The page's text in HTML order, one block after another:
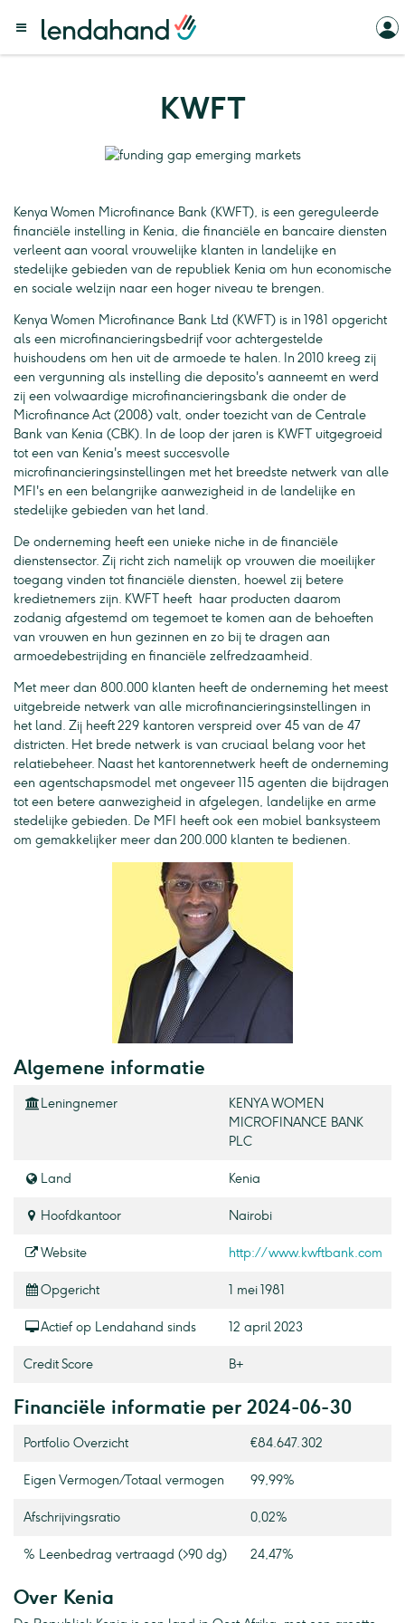
KWFT
Kenya Women Microfinance Bank (KWFT), is een gereguleerde
financiële instelling in Kenia, die financiële en bancaire diensten
verleent aan vooral vrouwelijke klanten in landelijke en
stedelijke gebieden van de republiek Kenia om hun economische
en sociale welzijn naar een hoger niveau te brengen.
Kenya Women Microfinance Bank Ltd (KWFT) is in 1981 opgericht
als een microfinancieringsbedrijf voor achtergestelde
huishoudens om hen uit de armoede te halen. In 2010 kreeg zij
een vergunning als instelling die deposito's aanneemt en werd
zij een volwaardige microfinancieringsbank die onder de
Microfinance Act (2008) valt, onder toezicht van de Centrale
Bank van Kenia (CBK). In de loop der jaren is KWFT uitgegroeid
tot een van Kenia's meest succesvolle
microfinancieringsinstellingen met het breedste netwerk van alle
MFI's en een belangrijke aanwezigheid in de landelijke en
stedelijke gebieden van het land.
De onderneming heeft een unieke niche in de financiële
dienstensector. Zij richt zich namelijk op vrouwen die moeilijker
toegang vinden tot financiële diensten, hoewel zij betere
kredietnemers zijn. KWFT heeft haar producten daarom
zodanig afgestemd om tegemoet te komen aan de behoeften
van vrouwen en hun gezinnen en zo bij te dragen aan
armoedebestrijding en financiële zelfredzaamheid.
Met meer dan 800.000 klanten heeft de onderneming het meest
uitgebreide netwerk van alle microfinancieringsinstellingen in
het land. Zij heeft 229 kantoren verspreid over 45 van de 47
districten. Het brede netwerk is van cruciaal belang voor het
relatiebeheer. Naast het kantorennetwerk heeft de onderneming
een agentschapsmodel met ongeveer 115 agenten die bijdragen
tot een betere aanwezigheid in afgelegen, landelijke en arme
stedelijke gebieden. De MFI heeft ook een mobiel banksysteem
om gemakkelijker meer dan 200.000 klanten te bedienen.
Algemene informatie
Leningnemer
KENYA WOMEN
MICROFINANCE BANK
PLC
Land Kenia
Hoofdkantoor Nairobi
Website http://www.kwftbank.com
Opgericht 1 mei 1981
Actief op Lendahand sinds 12 april 2023
Credit Score B+
Financiële informatie per 2024-06-30
Portfolio Overzicht €84.647.302
Eigen Vermogen / Totaal vermogen 99,99%
Afschrijvingsratio 0,02%
% Leenbedrag vertraagd (>90 dg) 24,47%
Over Kenia